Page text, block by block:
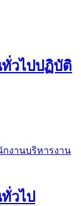
วไปปฏิบัติ
วไป